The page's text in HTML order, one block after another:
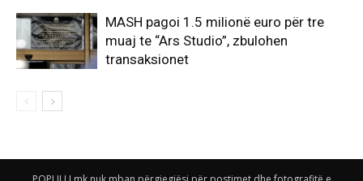
MASH pagoi 1.5 milionë euro për tre
muaj te “Ars Studio”, zbulohen
transaksionet